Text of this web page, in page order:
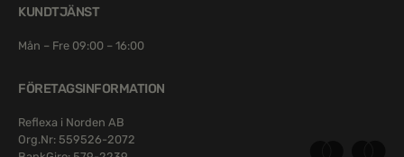
KUNDTJÄNST
Mån – Fre 09:00 – 16:00
FÖRETAGSINFORMATION
Reflexa i Norden AB
Org.Nr: 559526-2072